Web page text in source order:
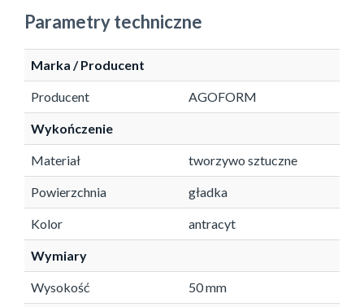
Parametry techniczne
Marka / Producent
Producent AGOFORM
Wykończenie
Materiał tworzywo sztuczne
Powierzchnia gładka
Kolor antracyt
Wymiary
Wysokość 50 mm